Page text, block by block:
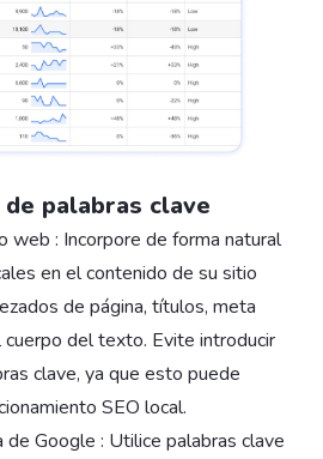
palabras clave
web : Incorpore de forma natural
en el contenido de su sitio
de página, títulos, meta
cuerpo del texto. Evite introducir
clave, ya que esto puede
SEO local.
Google : Utilice palabras clave